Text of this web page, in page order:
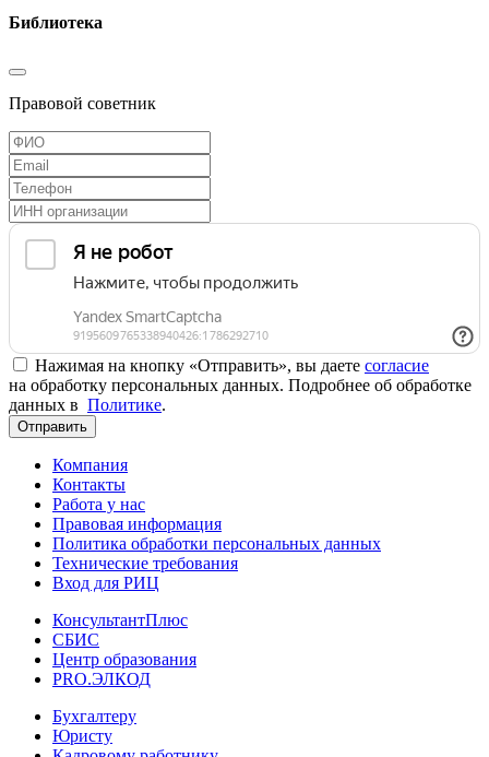
Библиотека
Правовой советник
Нажимая на кнопку «Отправить», вы даете согласие
на обработку персональных данных. Подробнее об обработке
данных в Политике.
Отправить
Компания
Контакты
Работа у нас
Правовая информация
Политика обработки персональных данных
Технические требования
Вход для РИЦ
КонсультантПлюс
СБИС
Центр образования
PRO.ЭЛКОД
Бухгалтеру
Юристу